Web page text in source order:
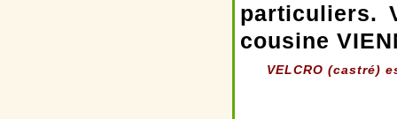
particuliers.
cousine
VELCRO (castré)